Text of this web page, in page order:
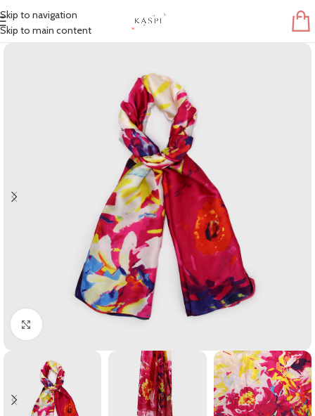
Skip to navigation
Skip to main content
Clic para ampliar